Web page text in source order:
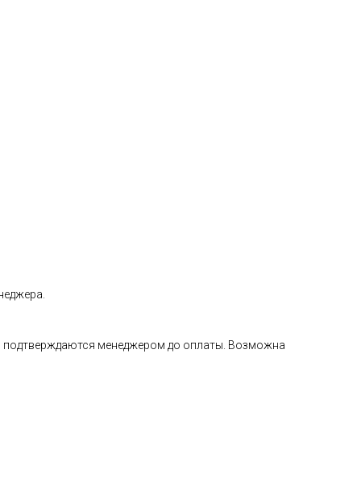
подтверждаются менеджером до оплаты. Возможна